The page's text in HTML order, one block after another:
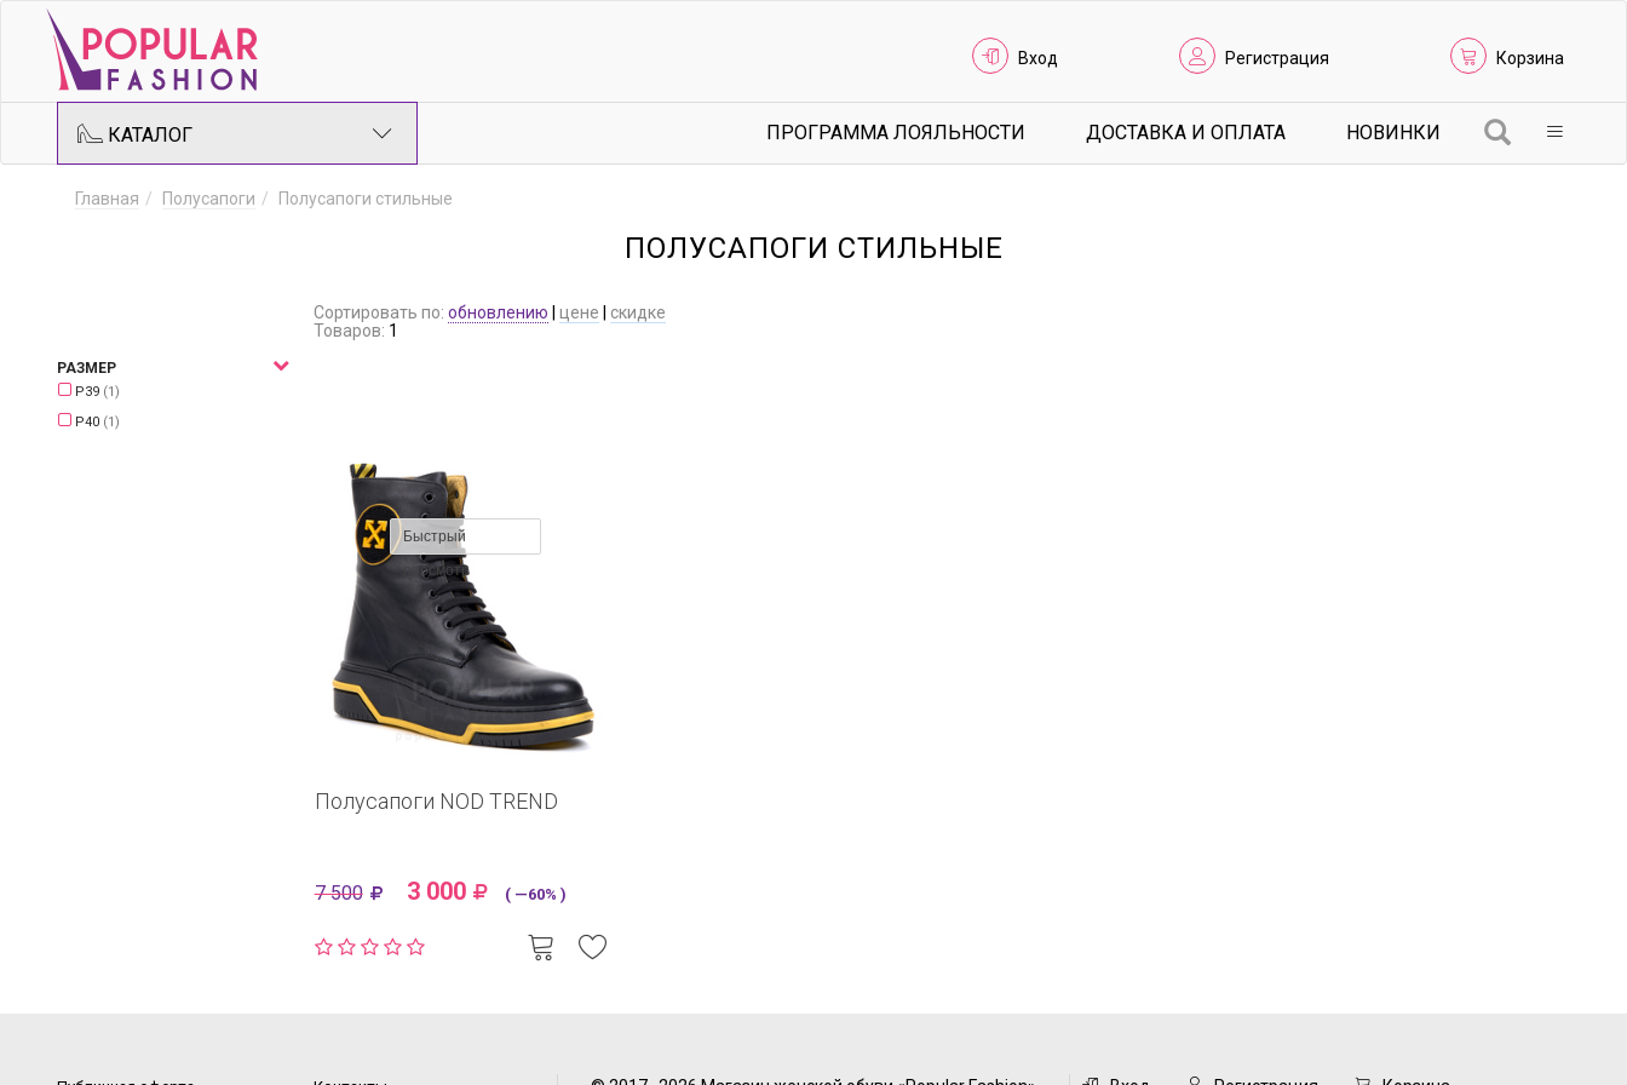
Вход Регистрация Корзина
КАТАЛОГ ПРОГРАММА ЛОЯЛЬНОСТИ ДОСТАВКА И ОПЛАТА НОВИНКИ
Главная Полусапоги Полусапоги стильные
ПОЛУСАПОГИ СТИЛЬНЫЕ
РАЗМЕР
Р39 (1)
Р40 (1)
Сортировать по: обновлению цене
скидке
Товаров: 1
Быстрый
просмотр
Полусапоги NOD TREND
7 500 3 000 ( —60% )